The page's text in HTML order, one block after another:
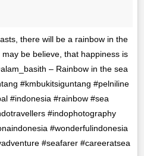
there will be a rainbow in the
be believe, that happiness is
– Rainbow in the sea
#kmbukitsiguntang #pelniline
#indonesia #rainbow #sea
#indophotography
#wonderfulindonesia
#seafarer #careeratsea